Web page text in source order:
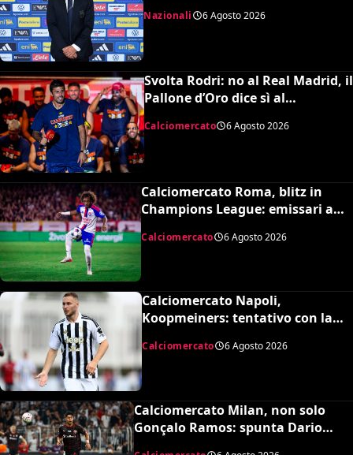
Nazionali 6 Agosto 2026
Svolta Rodri: no al Real Madrid, il
Pallone d’Oro dice sì al
Barcellona per 50 milioni
Calciomercato 6 Agosto 2026
Calciomercato Roma, blitz in
Champions League: emissari a
Calciomercato 6 Agosto 2026
Calciomercato Napoli,
Koopmeiners: tentativo con la
Calciomercato 6 Agosto 2026
Calciomercato Milan, non solo
Gonçalo Ramos: spunta Dario